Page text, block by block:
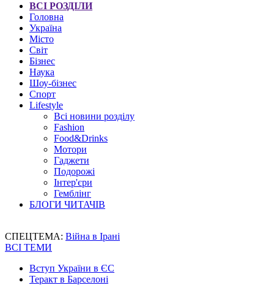
ВСІ РОЗДІЛИ
Головна
Україна
Місто
Світ
Бізнес
Наука
Шоу-бізнес
Спорт
Lifestyle
Всі новини розділу
Fashion
Food&Drinks
Мотори
Гаджети
Подорожі
Інтер'єри
Гемблінг
БЛОГИ ЧИТАЧІВ
СПЕЦТЕМА: Війна в Ірані
ВСІ ТЕМИ
Вступ України в ЄС
Теракт в Барселоні